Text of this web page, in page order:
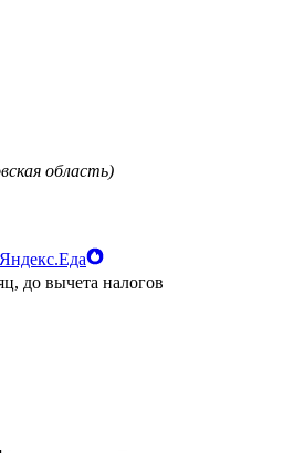
область)
до вычета налогов